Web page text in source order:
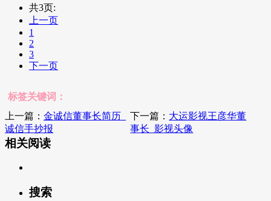
共3页:
上一页
1
2
3
下一页
标签关键词：
上一篇： 金诚信董事长简历_
诚信手抄报
下一篇： 大运影视王彦华董
事长_影视头像
相关阅读
搜索